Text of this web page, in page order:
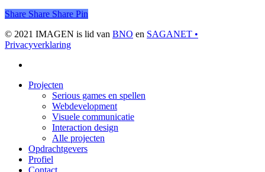
Share
Share Share Share Pin
© 2021 IMAGEN is lid van BNO en SAGANET •
Privacyverklaring
Close
Projecten
Serious games en spellen
Webdevelopment
Visuele communicatie
Interaction design
Alle projecten
Opdrachtgevers
Profiel
Contact